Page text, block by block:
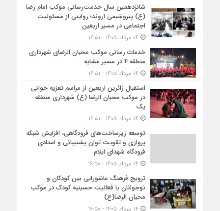
شانزدهمین سال خدمت‌رسانی موکب امام رضا
(ع) پتروشیمی اروند؛ روایتی از مسئولیت
اجتماعی در مسیر اربعین
خدمات رسانی موکب محبان الرضای شهرداری
منطقه ۴ در مسیر مشایه
استقبال زائرین اربعین از مراسم تعزیه خوانی
در موکب محبان الرضا (ع) شهرداری منطقه
یک
توسعه زیرساخت‌های فرودگاهی، افزایش شبکه
پروازی و تقویت توان پشتیبانی و امدادی
فرودگاه شهدای ایلام
ترویج فرهنگ عاشورایی بین کودکان و
نوجوانان با فعالیت حسینیه کودک در موکب
محبان الرضا(ع)